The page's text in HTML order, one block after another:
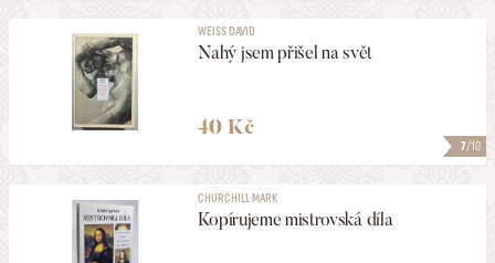
7/10
WEISS DAVID
Nahý jsem přišel na svět
40 Kč
CHURCHILL MARK
Kopírujeme mistrovská díla